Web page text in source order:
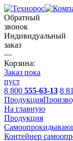
Обратный
звонок
Индивидуальный
заказ
—
Корзина:
Заказ пока
пуст
8 800 555-63-13 8
Продукция
На главную
Продукция
Контейнер